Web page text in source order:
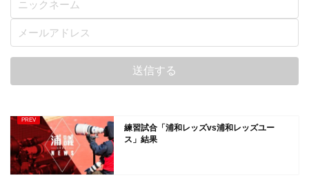
練習試合「浦和レッズvs浦和レッズユー
ス」結果